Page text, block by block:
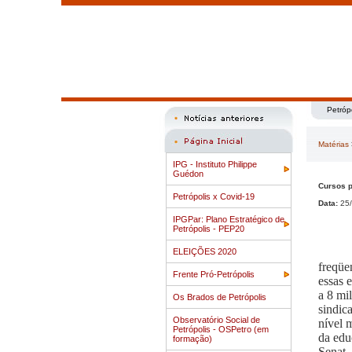
IPG - Instituto Philippe
Guédon
Petrópolis x Covid-19
IPGPar: Plano Estratégico de
Petrópolis - PEP20
ELEIÇÕES 2020
Frente Pró-Petrópolis
Os Brados de Petrópolis
Observatório Social de
Petrópolis - OSPetro (em
formação)
Matérias
Cursos
Data:
essas
a 8
nível
da